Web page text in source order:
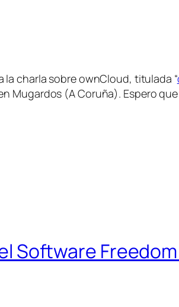
charla sobre ownCloud, titulada “
Mugardos (A Coruña). Espero
Software